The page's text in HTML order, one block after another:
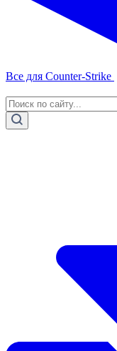
Все для Counter-Strike